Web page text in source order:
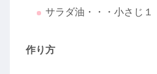
サラダ油・・・小さじ１
作り方